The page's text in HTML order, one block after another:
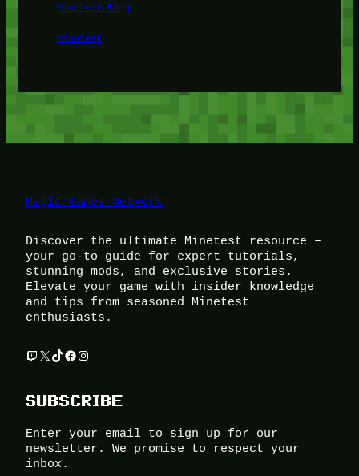
Minetest Blog
Minetest
Magic Games Network
Discover the ultimate Minetest resource –
your go-to guide for expert tutorials,
stunning mods, and exclusive stories.
Elevate your game with insider knowledge
and tips from seasoned Minetest
enthusiasts.
Twitch X TikTok Facebook Instagram
SUBSCRIBE
Enter your email to sign up for our
newsletter. We promise to respect your
inbox.